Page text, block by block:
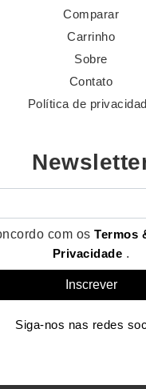
Comparar
Carrinho
Sobre
Contato
Política de
com osTermos
Privacidade .
Siga-nos nas redes